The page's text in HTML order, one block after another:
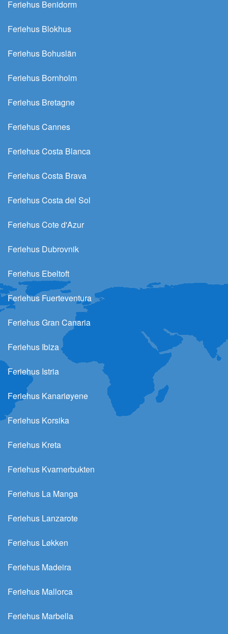
Feriehus Benidorm
Feriehus Blokhus
Feriehus Bohuslän
Feriehus Bornholm
Feriehus Bretagne
Feriehus Cannes
Feriehus Costa Blanca
Feriehus Costa Brava
Feriehus Costa del Sol
Feriehus Cote d'Azur
Feriehus Dubrovnik
Feriehus Ebeltoft
Feriehus Fuerteventura
Feriehus Gran Canaria
Feriehus Ibiza
Feriehus Istria
Feriehus Kanariøyene
Feriehus Korsika
Feriehus Kreta
Feriehus Kvarnerbukten
Feriehus La Manga
Feriehus Lanzarote
Feriehus Løkken
Feriehus Madeira
Feriehus Mallorca
Feriehus Marbella